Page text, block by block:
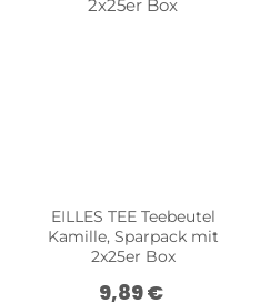
EILLES TEE Teebeutel
Kamille, Sparpack mit
2x25er Box
9,89 €